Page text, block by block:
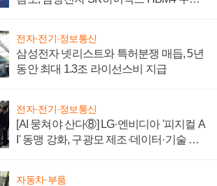
전자·전기·정보통신
삼성전자 넷리스트와 특허분쟁 매듭, 5년
동안 최대 1.3조 라이선스비 지급
전자·전기·정보통신
[AI 뭉쳐야 산다⑧] LG·엔비디아 '피지컬 A
I' 동맹 강화, 구광모 제조·데이터·기술 결
자동차·부품